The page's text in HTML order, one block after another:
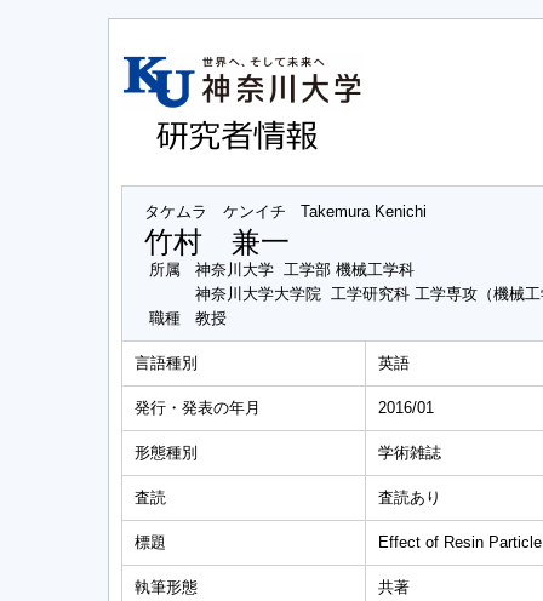
タケムラ ケンイチ Takemura Kenichi
竹村 兼一
所属
神奈川大学 工学部 機械工学科
神奈川大学大学院 工学研究科 工学専攻（機械
職種
教授
言語種別 英語
発行・発表の年月 2016/01
形態種別 学術雑誌
査読 査読あり
標題 Effect of Resin
執筆形態 共著